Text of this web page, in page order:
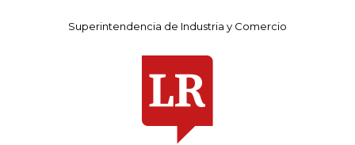
Superintendencia de Industria y Comercio